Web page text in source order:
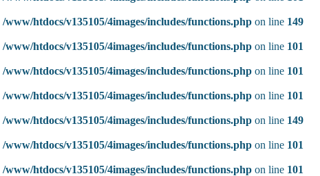
/www/htdocs/v135105/4images/includes/functions.php on line 149
/www/htdocs/v135105/4images/includes/functions.php on line 101
/www/htdocs/v135105/4images/includes/functions.php on line 101
/www/htdocs/v135105/4images/includes/functions.php on line 101
/www/htdocs/v135105/4images/includes/functions.php on line 149
/www/htdocs/v135105/4images/includes/functions.php on line 101
/www/htdocs/v135105/4images/includes/functions.php on line 101